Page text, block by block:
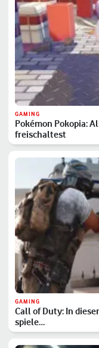
GAMING
Pokémon Pokopia:
freischaltest
GAMING
Call of Duty: In
spiele…